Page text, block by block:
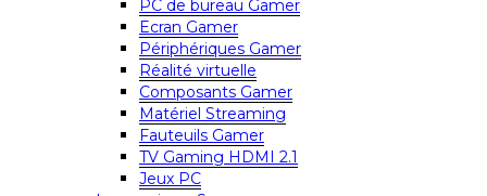
PC de bureau Gamer
Ecran Gamer
Périphériques Gamer
Réalité virtuelle
Composants Gamer
Matériel Streaming
Fauteuils Gamer
TV Gaming HDMI 2.1
Jeux PC